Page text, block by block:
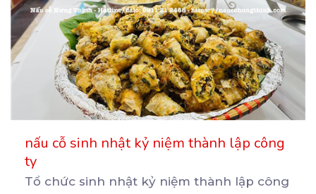
nấu cỗ sinh nhật kỷ niệm thành lập công
ty
Tổ chức sinh nhật kỷ niệm thành lập công